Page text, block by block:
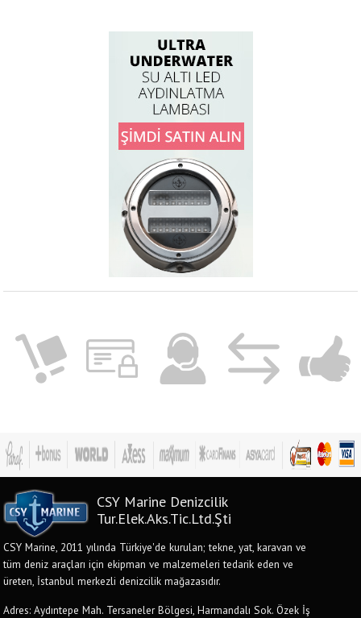
CSY Marine Denizcilik
Tur.Elek.Aks.Tic.Ltd.Şti
CSY Marine, 2011 yılında Türkiye'de kurulan; tekne, yat, karavan ve
tüm deniz araçları için ekipman ve malzemeleri tedarik eden ve
üreten, İstanbul merkezli denizcilik mağazasıdır.
Adres: Aydıntepe Mah. Tersaneler Bölgesi, Harmandalı Sok. Özek İş